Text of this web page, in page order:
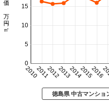
2010201120122013201420152016
0
5
10
15
徳島県 中古マンショ